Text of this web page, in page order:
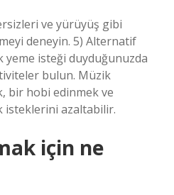
ve yürüyüş gibi
deneyin. 5) Alternatif
isteği duyduğunuzda
bulun. Müzik
bir hobi edinmek ve
isteklerini azaltabilir.
için ne